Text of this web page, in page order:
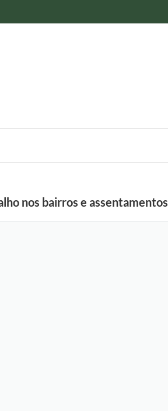
nos bairros e assentamentos